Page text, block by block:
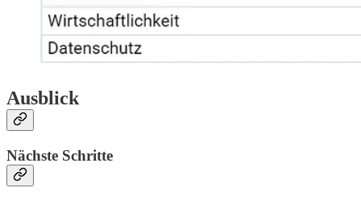
Ausblick
Nächste Schritte